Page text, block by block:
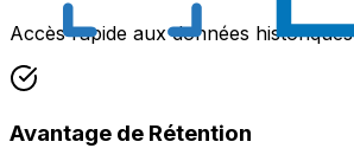
Accès rapide aux données historiques
Avantage de Rétention